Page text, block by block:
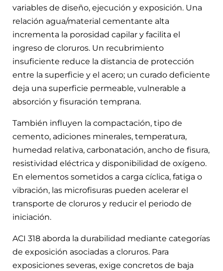
variables de diseño, ejecución y exposición. Una
relación agua/material cementante alta
incrementa la porosidad capilar y facilita el
ingreso de cloruros. Un recubrimiento
insuficiente reduce la distancia de protección
entre la superficie y el acero; un curado deficiente
deja una superficie permeable, vulnerable a
absorción y fisuración temprana.
También influyen la compactación, tipo de
cemento, adiciones minerales, temperatura,
humedad relativa, carbonatación, ancho de fisura,
resistividad eléctrica y disponibilidad de oxígeno.
En elementos sometidos a carga cíclica, fatiga o
vibración, las microfisuras pueden acelerar el
transporte de cloruros y reducir el periodo de
iniciación.
ACI 318 aborda la durabilidad mediante categorías
de exposición asociadas a cloruros. Para
exposiciones severas, exige concretos de baja